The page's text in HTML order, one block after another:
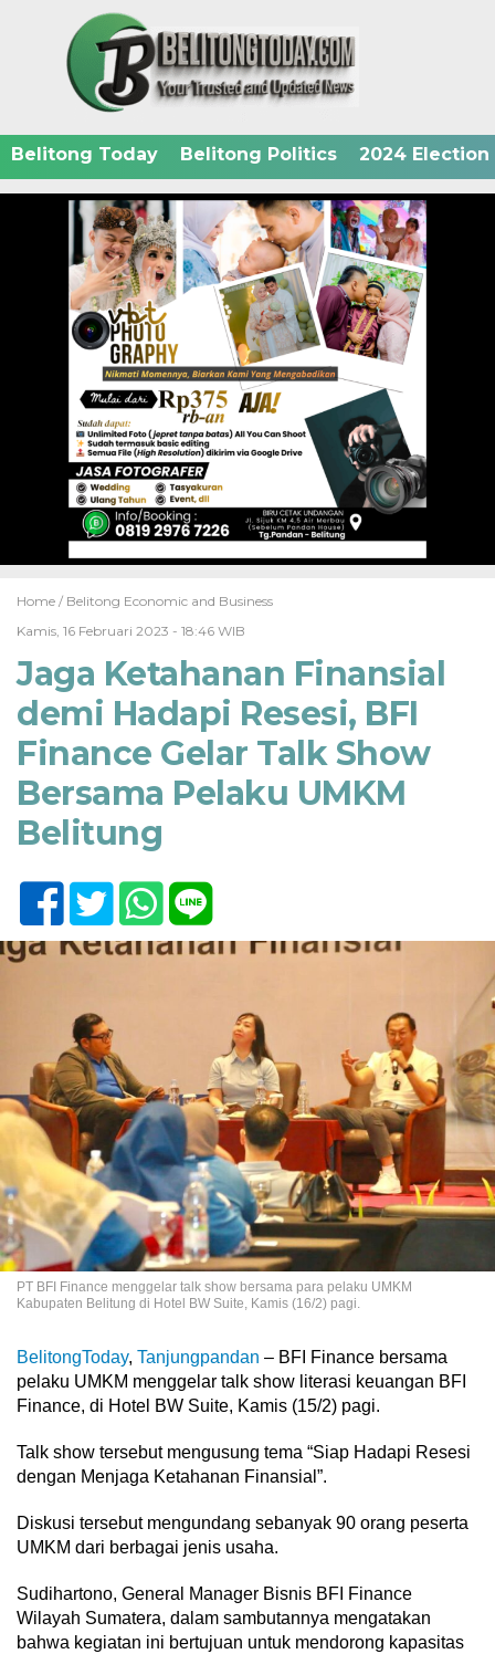
Belitong Today Belitong Politics 2024 Election
Home / Belitong Economic and Business
Kamis, 16 Februari 2023 - 18:46 WIB
Jaga Ketahanan Finansial
demi Hadapi Resesi, BFI
Finance Gelar Talk Show
Bersama Pelaku UMKM
Belitung
PT BFI Finance menggelar talk show bersama para pelaku UMKM
Kabupaten Belitung di Hotel BW Suite, Kamis (16/2) pagi.
BelitongToday, Tanjungpandan – BFI Finance bersama
pelaku UMKM menggelar talk show literasi keuangan BFI
Finance, di Hotel BW Suite, Kamis (15/2) pagi.
Talk show tersebut mengusung tema “Siap Hadapi Resesi
dengan Menjaga Ketahanan Finansial”.
Diskusi tersebut mengundang sebanyak 90 orang peserta
UMKM dari berbagai jenis usaha.
Sudihartono, General Manager Bisnis BFI Finance
Wilayah Sumatera, dalam sambutannya mengatakan
bahwa kegiatan ini bertujuan untuk mendorong kapasitas